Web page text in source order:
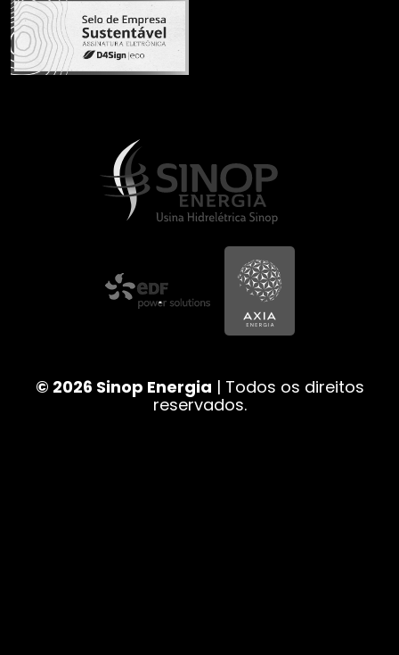
© 2026 Sinop Energia | Todos os direitos
reservados.